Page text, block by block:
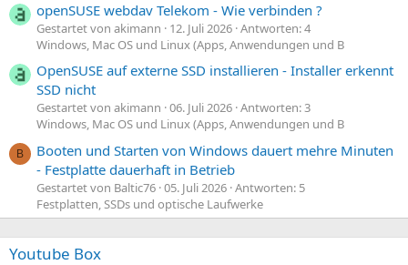
openSUSE webdav Telekom - Wie verbinden ?
Gestartet von akimann 12. Juli 2026 Antworten: 4
Windows, Mac OS und Linux (Apps, Anwendungen und B
OpenSUSE auf externe SSD installieren - Installer erkennt
SSD nicht
Gestartet von akimann 06. Juli 2026 Antworten: 3
Windows, Mac OS und Linux (Apps, Anwendungen und B
B
Booten und Starten von Windows dauert mehre Minuten
- Festplatte dauerhaft in Betrieb
Gestartet von Baltic76 05. Juli 2026 Antworten: 5
Festplatten, SSDs und optische Laufwerke
Youtube Box